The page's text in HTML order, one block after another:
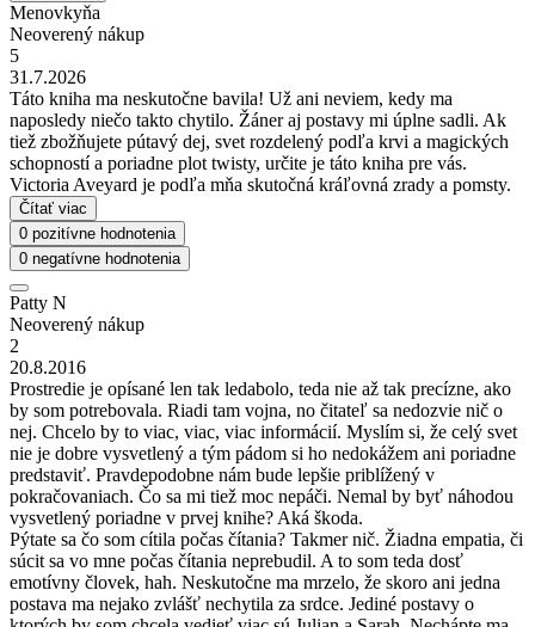
Menovkyňa
Neoverený nákup
5
31.7.2026
Táto kniha ma neskutočne bavila! Už ani neviem, kedy ma
naposledy niečo takto chytilo. Žáner aj postavy mi úplne sadli. Ak
tiež zbožňujete pútavý dej, svet rozdelený podľa krvi a magických
schopností a poriadne plot twisty, určite je táto kniha pre vás.
Victoria Aveyard je podľa mňa skutočná kráľovná zrady a pomsty.
Čítať viac
0 pozitívne hodnotenia
0 negatívne hodnotenia
Patty N
Neoverený nákup
2
20.8.2016
Prostredie je opísané len tak ledabolo, teda nie až tak precízne, ako
by som potrebovala. Riadi tam vojna, no čitateľ sa nedozvie nič o
nej. Chcelo by to viac, viac, viac informácií. Myslím si, že celý svet
nie je dobre vysvetlený a tým pádom si ho nedokážem ani poriadne
predstaviť. Pravdepodobne nám bude lepšie priblížený v
pokračovaniach. Čo sa mi tiež moc nepáči. Nemal by byť náhodou
vysvetlený poriadne v prvej knihe? Aká škoda.
Pýtate sa čo som cítila počas čítania? Takmer nič. Žiadna empatia, či
súcit sa vo mne počas čítania neprebudil. A to som teda dosť
emotívny človek, hah. Neskutočne ma mrzelo, že skoro ani jedna
postava ma nejako zvlášť nechytila za srdce. Jediné postavy o